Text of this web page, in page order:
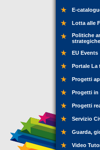
E-
Lotta alle
Politiche
EU Events
Portale La
Progetti
Progetti in
Progetti
Servizio
Guarda,
Video